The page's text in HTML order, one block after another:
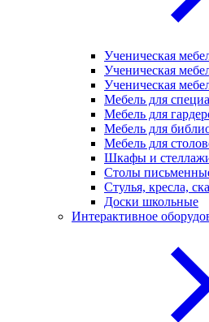
Ученическая
Ученическая
Ученическая
Мебель для
Мебель для
Мебель для
Мебель для
Шкафы и
Столы
Стулья, кресла,
Доски школьные
Интерактивное